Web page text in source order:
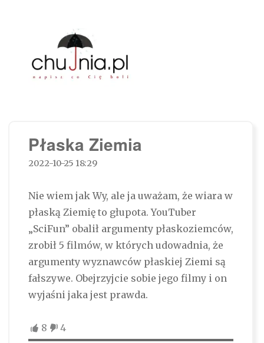
Płaska Ziemia
2022-10-25 18:29
Nie wiem jak Wy, ale ja uważam, że wiara w
płaską Ziemię to głupota. YouTuber
„SciFun” obalił argumenty płaskoziemców,
zrobił 5 filmów, w których udowadnia, że
argumenty wyznawców płaskiej Ziemi są
fałszywe. Obejrzyjcie sobie jego filmy i on
wyjaśni jaka jest prawda.
8 4